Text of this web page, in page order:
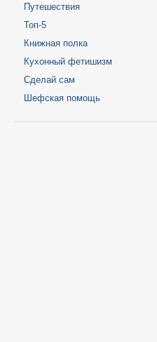
Путешествия
Топ-5
Книжная полка
Кухонный фетишизм
Сделай сам
Шефская помощь